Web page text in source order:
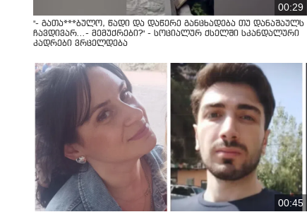
00:29
"- გათა***ბულო, წადი და დაწერე განცხადება თუ დანაშაულს
ჩავდივარ...- მემუქრები?" - სოციალურ ქსელში სკანდალური
კადრები ვრცელდება
00:45